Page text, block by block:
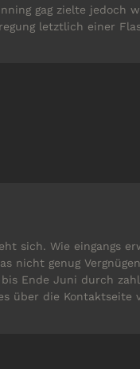
gag zielte jedoch
letztlich einer
sich. Wie eingangs
nicht genug
Ende Juni durch
über die Kontaktseite